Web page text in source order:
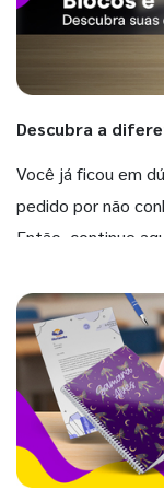
Descubra a
Você já ficou em
pedido por não
Então, continue